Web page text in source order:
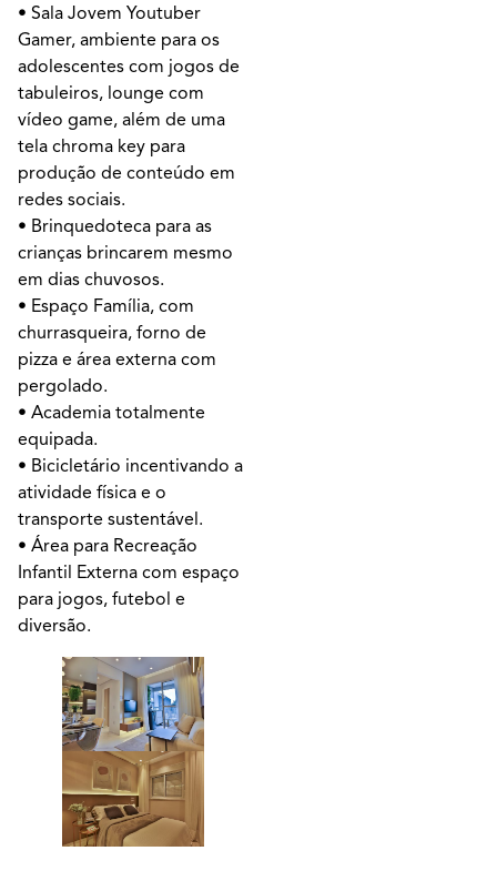
• Sala Jovem Youtuber
Gamer, ambiente para os
adolescentes com jogos de
tabuleiros, lounge com
vídeo game, além de uma
tela chroma key para
produção de conteúdo em
redes sociais.
• Brinquedoteca para as
crianças brincarem mesmo
em dias chuvosos.
• Espaço Família, com
churrasqueira, forno de
pizza e área externa com
pergolado.
• Academia totalmente
equipada.
• Bicicletário incentivando a
atividade física e o
transporte sustentável.
• Área para Recreação
Infantil Externa com espaço
para jogos, futebol e
diversão.